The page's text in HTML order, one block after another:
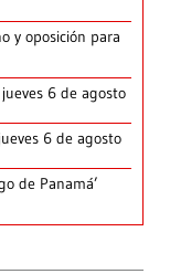
y oposición para
6 de agosto
6 de agosto
de Panamá’